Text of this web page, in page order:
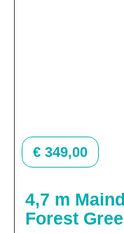
€ 349,00
4,7 m
Forest